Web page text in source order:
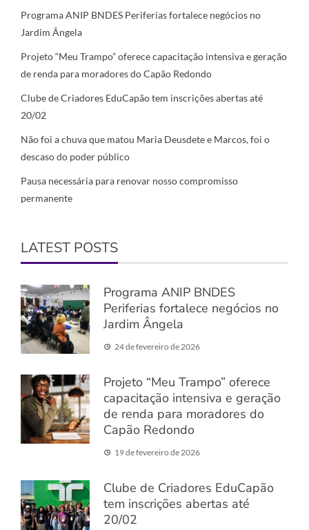
Programa ANIP BNDES Periferias fortalece negócios no
Jardim Ângela
Projeto “Meu Trampo” oferece capacitação intensiva e geração
de renda para moradores do Capão Redondo
Clube de Criadores EduCapão tem inscrições abertas até
20/02
Não foi a chuva que matou Maria Deusdete e Marcos, foi o
descaso do poder público
Pausa necessária para renovar nosso compromisso
permanente
LATEST POSTS
Programa ANIP BNDES
Periferias fortalece negócios no
Jardim Ângela
24 de fevereiro de 2026
Projeto “Meu Trampo” oferece
capacitação intensiva e geração
de renda para moradores do
Capão Redondo
19 de fevereiro de 2026
Clube de Criadores EduCapão
tem inscrições abertas até
20/02